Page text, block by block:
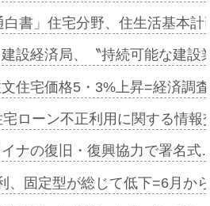
白書」住宅分野、住生活基本
設経済局、〝持続可能な建
住宅価格5・3%上昇=経済調
ローン不正利用に関する情
ナの復旧・復興協力で署名
、固定型が総じて低下=6月か